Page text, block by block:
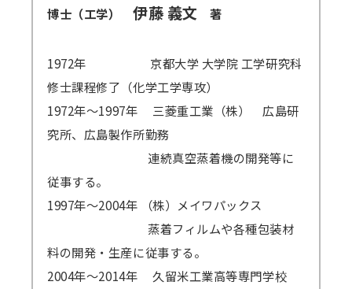
セミナーアーカイブ
カテゴリー別
講師派遣
商品企画リクエスト
博士（工学） 伊藤 義文 著
1972年 京都大学 大学院 工学研究科
修士課程修了（化学工学専攻）
1972年～1997年 三菱重工業（株） 広島研
究所、広島製作所勤務
連続真空蒸着機の開発等に
従事する。
1997年～2004年 （株）メイワパックス
蒸着フィルムや各種包装材
料の開発・生産に従事する。
2004年～2014年 久留米工業高等専門学校